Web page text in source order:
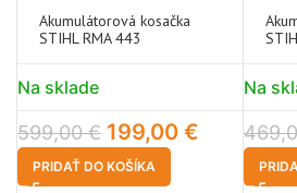
Akumulátorová kosačka
STIHL RMA 443
Na sklade
599,00€ 199,00 €
PRIDAŤ DO KOŠÍKA
Na